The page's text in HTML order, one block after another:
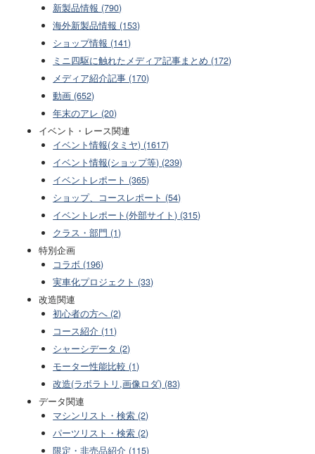
新製品情報 (790)
海外新製品情報 (153)
ショップ情報 (141)
ミニ四駆に触れたメディア記事まとめ (172)
メディア紹介記事 (170)
動画 (652)
年末のアレ (20)
イベント・レース関連
イベント情報(タミヤ) (1617)
イベント情報(ショップ等) (239)
イベントレポート (365)
ショップ、コースレポート (54)
イベントレポート(外部サイト) (315)
クラス・部門 (1)
特別企画
コラボ (196)
実車化プロジェクト (33)
改造関連
初心者の方へ (2)
コース紹介 (11)
シャーシデータ (2)
モーター性能比較 (1)
改造(ラボラトリ,画像ロダ) (83)
データ関連
マシンリスト・検索 (2)
パーツリスト・検索 (2)
限定・非売品紹介 (115)